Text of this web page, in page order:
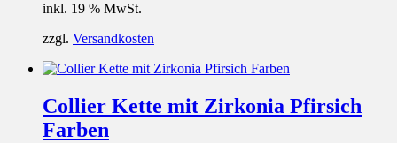
inkl. 19 % MwSt.
zzgl. Versandkosten
Collier Kette mit Zirkonia Pfirsich
Farben